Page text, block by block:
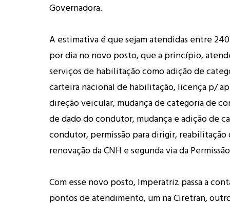
Governadora.
A estimativa é que sejam atendidas entre
por dia no novo posto, que a princípio,
serviços de habilitação como adição de
carteira nacional de habilitação, licença p/
direção veicular, mudança de categoria de
de dado do condutor, mudança e adição de
condutor, permissão para dirigir,
renovação da CNH e segunda via da
Com esse novo posto, Imperatriz passa a
pontos de atendimento, um na Ciretran,